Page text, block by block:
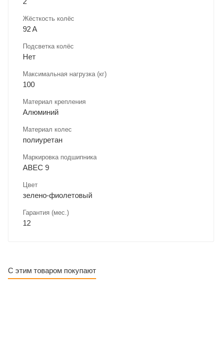
Жёсткость колёс
92 A
Подсветка колёс
Нет
Максимальная нагрузка (кг)
100
Материал крепления
Алюминий
Материал колес
полиуретан
Маркировка подшипника
ABEC 9
Цвет
зелено-фиолетовый
Гарантия (мес.)
12
С этим товаром покупают